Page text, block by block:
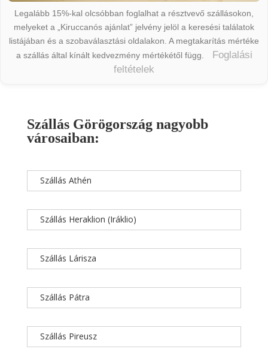
Legalább 15%-kal olcsóbban foglalhat a résztvevő szállásokon,
melyeket a „Kiruccanós ajánlat” jelvény jelöl a keresési találatok
listájában és a szobaválasztási oldalakon. A megtakarítás mértéke
a szállás által kínált kedvezmény mértékétől függ.
Foglalási
feltételek
Szállás Görögország nagyobb
városaiban:
Szállás Athén
Szállás Heraklion (Iráklio)
Szállás Lárisza
Szállás Pátra
Szállás Pireusz